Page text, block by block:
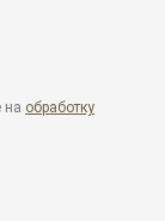
на обработку